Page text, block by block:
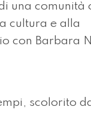
una comunità
cultura e alla
con Barbara
scolorito